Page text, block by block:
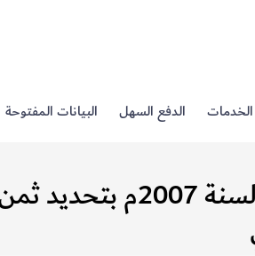
الخدمات الدفع السهل البيانات المفتوحة
القرار الإداري